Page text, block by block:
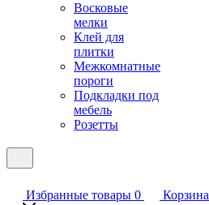
Восковые
мелки
Клей для
плитки
Межкомнатные
пороги
Подкладки под
мебель
Розетты
Избранные товары 0 Корзина